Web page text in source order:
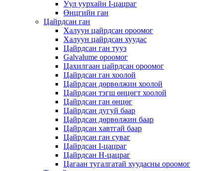
Уул уурхайн I-цацраг
Өнцгийн ган
Цайрдсан ган
Халуун цайрдсан ороомог
Халуун цайрдсан хуудас
Цайрдсан ган тууз
Galvalume ороомог
Цахилгаан цайрдсан ороомог
Цайрдсан ган хоолой
Цайрдсан дөрвөлжин хоолой
Цайрдсан тэгш өнцөгт хоолой
Цайрдсан ган өнцөг
Цайрдсан дугуй баар
Цайрдсан дөрвөлжин баар
Цайрдсан хавтгай баар
Цайрдсан ган суваг
Цайрдсан I-цацраг
Цайрдсан H-цацраг
Цагаан тугалгатай хуудасны ороомог